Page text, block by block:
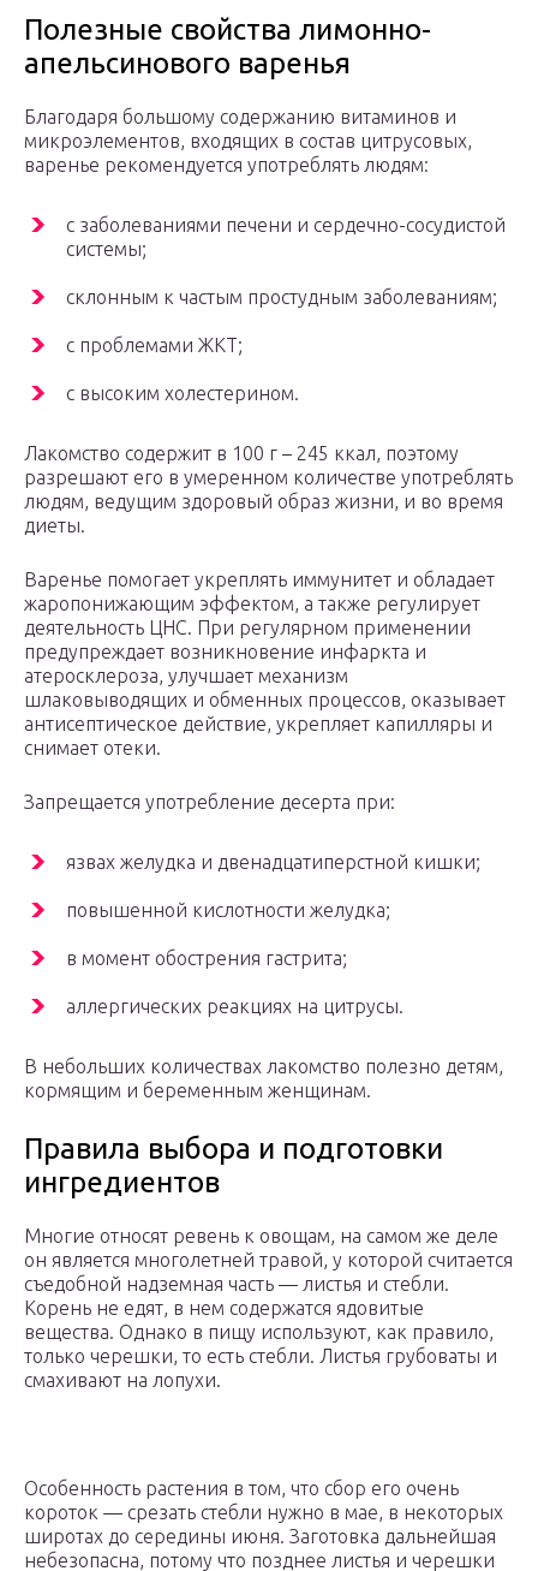
Полезные свойства лимонно-
апельсинового варенья
Благодаря большому содержанию витаминов и
микроэлементов, входящих в состав цитрусовых,
варенье рекомендуется употреблять людям:
с заболеваниями печени и сердечно-сосудистой
системы;
склонным к частым простудным заболеваниям;
с проблемами ЖКТ;
с высоким холестерином.
Лакомство содержит в 100 г – 245 ккал, поэтому
разрешают его в умеренном количестве употреблять
людям, ведущим здоровый образ жизни, и во время
диеты.
Варенье помогает укреплять иммунитет и обладает
жаропонижающим эффектом, а также регулирует
деятельность ЦНС. При регулярном применении
предупреждает возникновение инфаркта и
атеросклероза, улучшает механизм
шлаковыводящих и обменных процессов, оказывает
антисептическое действие, укрепляет капилляры и
снимает отеки.
Запрещается употребление десерта при:
язвах желудка и двенадцатиперстной кишки;
повышенной кислотности желудка;
в момент обострения гастрита;
аллергических реакциях на цитрусы.
В небольших количествах лакомство полезно детям,
кормящим и беременным женщинам.
Правила выбора и подготовки
ингредиентов
Многие относят ревень к овощам, на самом же деле
он является многолетней травой, у которой считается
съедобной надземная часть — листья и стебли.
Корень не едят, в нем содержатся ядовитые
вещества. Однако в пищу используют, как правило,
только черешки, то есть стебли. Листья грубоваты и
смахивают на лопухи.
Особенность растения в том, что сбор его очень
короток — срезать стебли нужно в мае, в некоторых
широтах до середины июня. Заготовка дальнейшая
небезопасна, потому что позднее листья и черешки